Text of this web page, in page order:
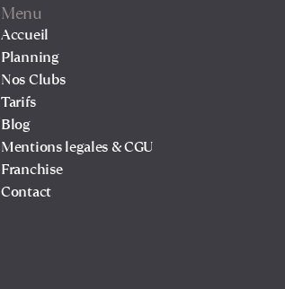
Menu
Accueil
Planning
Nos Clubs
Tarifs
Blog
Mentions legales & CGU
Franchise
Contact